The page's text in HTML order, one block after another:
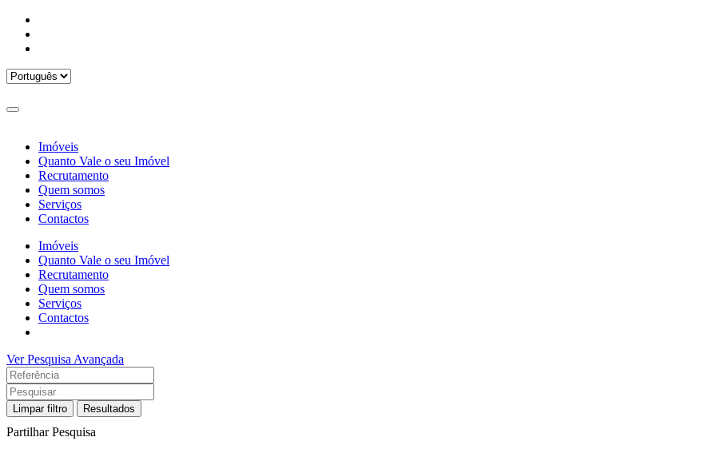
Imóveis
Quanto Vale o seu Imóvel
Recrutamento
Quem somos
Serviços
Contactos
Imóveis
Quanto Vale o seu Imóvel
Recrutamento
Quem somos
Serviços
Contactos
Ver Pesquisa Avançada
Limpar filtro Resultados
Partilhar Pesquisa